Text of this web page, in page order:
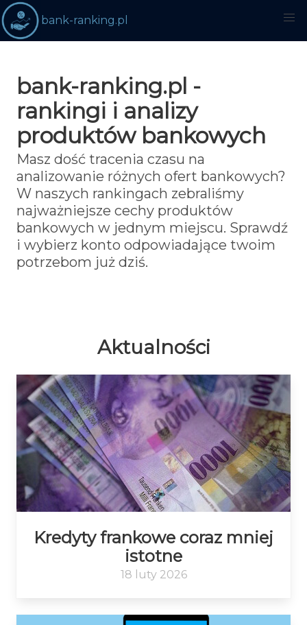
bank-ranking.pl
bank-ranking.pl -
rankingi i analizy
produktów bankowych
Masz dość tracenia czasu na
analizowanie różnych ofert bankowych?
W naszych rankingach zebraliśmy
najważniejsze cechy produktów
bankowych w jednym miejscu. Sprawdź
i wybierz konto odpowiadające twoim
potrzebom już dziś.
Aktualności
Kredyty frankowe coraz mniej
istotne
18 luty 2026